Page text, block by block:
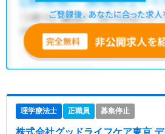
理学療法士 正職員 募集停止
株式会社グッドライフケア東京